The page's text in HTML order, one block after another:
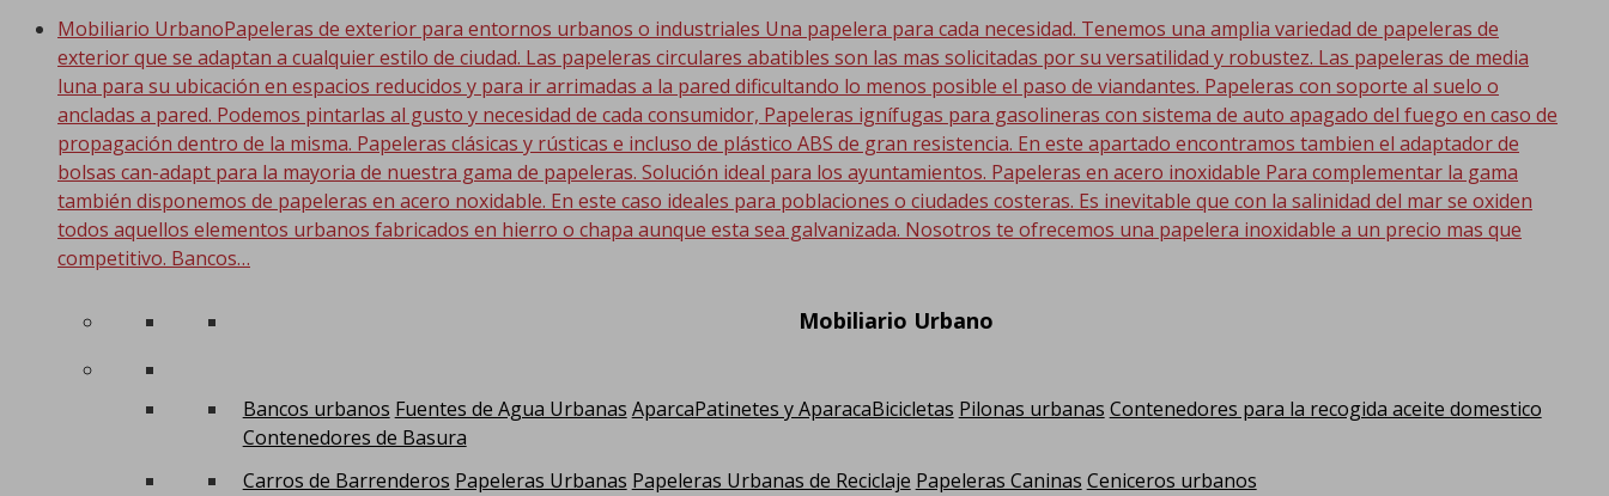
Mobiliario UrbanoPapeleras de exterior para entornos urbanos o industriales Una papelera para cada necesidad. Tenemos una amplia variedad de papeleras de
exterior que se adaptan a cualquier estilo de ciudad. Las papeleras circulares abatibles son las mas solicitadas por su versatilidad y robustez. Las papeleras de media
luna para su ubicación en espacios reducidos y para ir arrimadas a la pared dificultando lo menos posible el paso de viandantes. Papeleras con soporte al suelo o
ancladas a pared. Podemos pintarlas al gusto y necesidad de cada consumidor, Papeleras ignífugas para gasolineras con sistema de auto apagado del fuego en caso de
propagación dentro de la misma. Papeleras clásicas y rústicas e incluso de plástico ABS de gran resistencia. En este apartado encontramos tambien el adaptador de
bolsas can-adapt para la mayoria de nuestra gama de papeleras. Solución ideal para los ayuntamientos. Papeleras en acero inoxidable Para complementar la gama
también disponemos de papeleras en acero noxidable. En este caso ideales para poblaciones o ciudades costeras. Es inevitable que con la salinidad del mar se oxiden
todos aquellos elementos urbanos fabricados en hierro o chapa aunque esta sea galvanizada. Nosotros te ofrecemos una papelera inoxidable a un precio mas que
competitivo. Bancos…
Mobiliario Urbano
Bancos urbanos Fuentes de Agua Urbanas AparcaPatinetes y AparacaBicicletas Pilonas urbanas Contenedores para la recogida aceite domestico
Contenedores de Basura
Carros de Barrenderos Papeleras Urbanas Papeleras Urbanas de Reciclaje Papeleras Caninas Ceniceros urbanos